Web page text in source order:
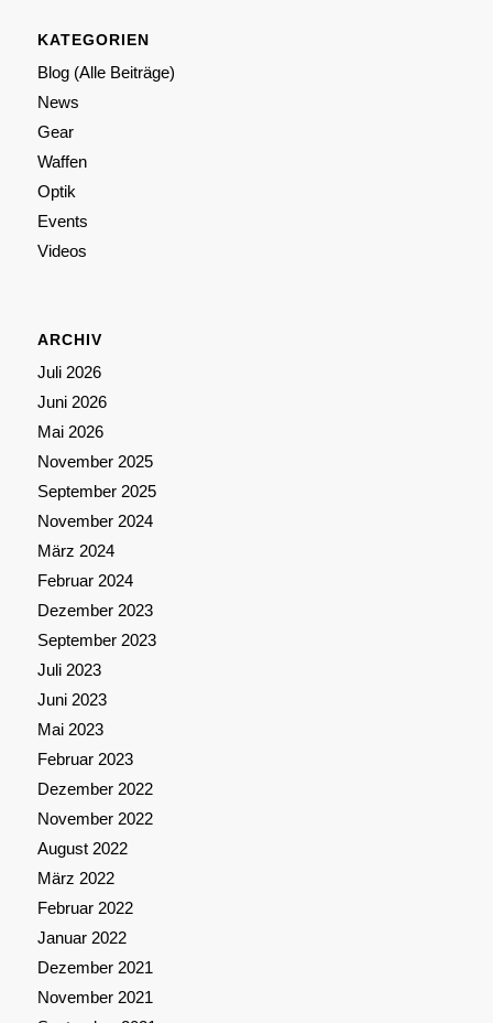
KATEGORIEN
Blog (Alle Beiträge)
News
Gear
Waffen
Optik
Events
Videos
ARCHIV
Juli 2026
Juni 2026
Mai 2026
November 2025
September 2025
November 2024
März 2024
Februar 2024
Dezember 2023
September 2023
Juli 2023
Juni 2023
Mai 2023
Februar 2023
Dezember 2022
November 2022
August 2022
März 2022
Februar 2022
Januar 2022
Dezember 2021
November 2021